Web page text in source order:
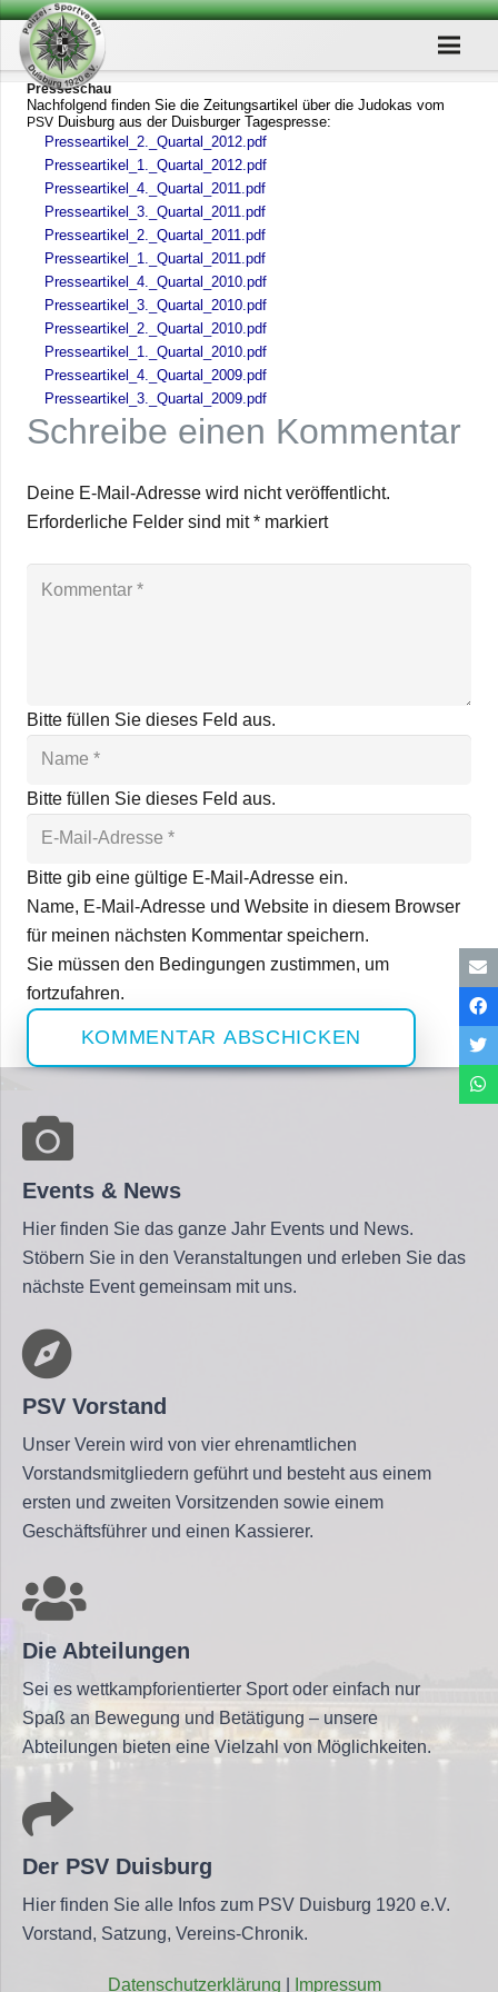
Pres­se­schau
Nach­fol­gend fin­den Sie die Zei­tungs­ar­ti­kel über die Judo­kas vom
PSV Duis­burg aus der Duis­bur­ger Tagespresse:
Presseartikel_2._Quartal_2012.pdf
Presseartikel_1._Quartal_2012.pdf
Presseartikel_4._Quartal_2011.pdf
Presseartikel_3._Quartal_2011.pdf
Presseartikel_2._Quartal_2011.pdf
Presseartikel_1._Quartal_2011.pdf
Presseartikel_4._Quartal_2010.pdf
Presseartikel_3._Quartal_2010.pdf
Presseartikel_2._Quartal_2010.pdf
Presseartikel_1._Quartal_2010.pdf
Presseartikel_4._Quartal_2009.pdf
Presseartikel_3._Quartal_2009.pdf
Schreibe einen Kommentar
Deine E-Mail-Adresse wird nicht veröffentlicht.
Erforderliche Felder sind mit* markiert
Bitte füllen Sie dieses Feld aus.
Bitte füllen Sie dieses Feld aus.
Bitte gib eine gültige E-Mail-Adresse ein.
Name, E-Mail-Adresse und Website in diesem Browser
für meinen nächsten Kommentar speichern.
Sie müssen den Bedingungen zustimmen, um
fortzufahren.
KOMMENTAR ABSCHICKEN
Events & News
Hier finden Sie das ganze Jahr Events und News.
Stöbern Sie in den Veranstaltungen und erleben Sie das
nächste Event gemeinsam mit uns.
PSV Vorstand
Unser Verein wird von vier ehrenamtlichen
Vorstandsmitgliedern geführt und besteht aus einem
ersten und zweiten Vorsitzenden sowie einem
Geschäftsführer und einen Kassierer.
Die Abteilungen
Sei es wettkampforientierter Sport oder einfach nur
Spaß an Bewegung und Betätigung – unsere
Abteilungen bieten eine Vielzahl von Möglichkeiten.
Der PSV Duisburg
Hier finden Sie alle Infos zum PSV Duisburg 1920 e.V.
Vorstand, Satzung, Vereins-Chronik.
Daten­schutz­er­klä­rung Impres­sum